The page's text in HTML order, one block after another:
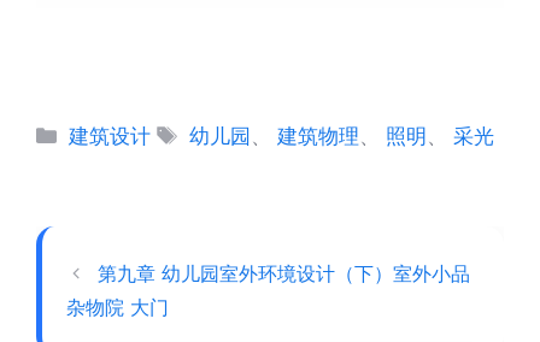
分
建筑设计
标
幼儿园 、建筑物理 照明 、采光
第九章 幼儿园室外环境设计（下）室外小品
杂物院 大门